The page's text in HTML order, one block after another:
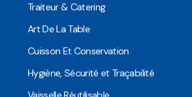
Traiteur & Catering
Art De La Table
Cuisson Et Conservation
Hygiène, Sécurité et Traçabilité